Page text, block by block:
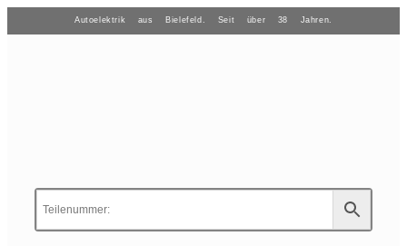
Autoelektrik aus Bielefeld. Seit über 38 Jahren.